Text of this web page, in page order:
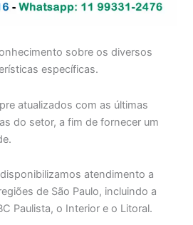
sobre os diversos
específicas.
atualizados com as últimas
do setor, a fim de fornecer um
atendimento a
de São Paulo, incluindo a
Paulista, o Interior e o Litoral.